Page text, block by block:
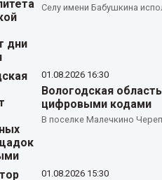
Селу имени Бабушкина
01.08.2026 16:30
Вологодская
цифровыми кодами
В поселке Малечкино
01.08.2026 15:30